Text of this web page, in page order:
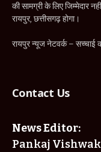
की सामग्री के लिए जिम्मेदार
रायपुर, छत्तीसगढ़ होगा।
रायपुर न्यूज नेटवर्क –
Contact Us
News Editor:
Pankaj